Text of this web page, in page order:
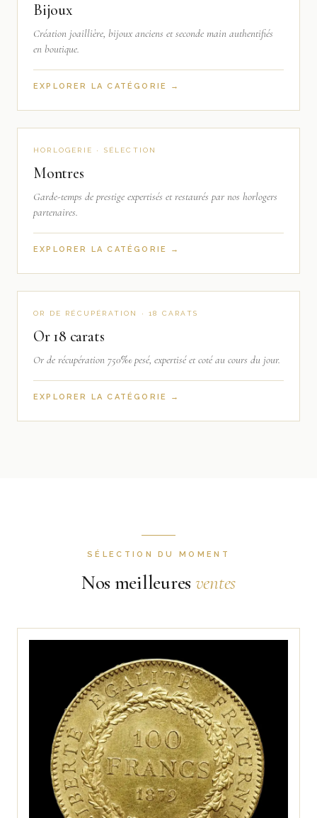
Bijoux
Création joaillière, bijoux anciens et seconde main authentifiés
en boutique.
EXPLORER LA CATÉGORIE →
HORLOGERIE · SÉLECTION
Montres
Garde-temps de prestige expertisés et restaurés par nos horlogers
partenaires.
EXPLORER LA CATÉGORIE →
OR DE RÉCUPÉRATION · 18 CARATS
Or 18 carats
Or de récupération 750‰ pesé, expertisé et coté au cours du jour.
EXPLORER LA CATÉGORIE →
SÉLECTION DU MOMENT
Nos meilleures ventes